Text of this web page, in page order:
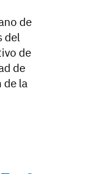
de
del
de
de
de la